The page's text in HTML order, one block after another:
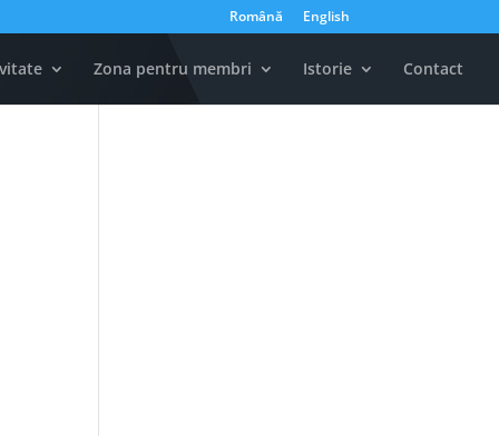
Română English
Zona pentru membri Istorie Contact